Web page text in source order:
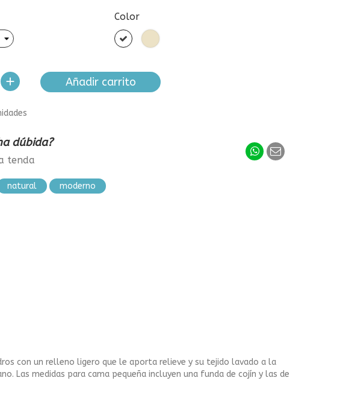
Color
BlancoArena
Añadir carrito
dúbida?
tenda
natural moderno
con un relleno ligero que le aporta relieve y su tejido lavado a la
Las medidas para cama pequeña incluyen una funda de cojín y las de